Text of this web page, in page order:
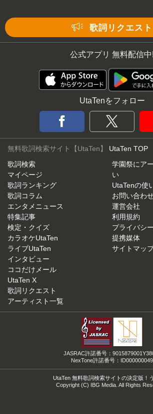
歌詞リクエスト
公式アプリ 無料配信中!
UtaTenをフォロー
無料歌詞検索サイト【UtaTen】 UtaTen TOP
歌詞検索
マイページ
歌詞ランキング
歌詞コラム
エンタメニュース
特集記事
検定・クイズ
カラオケUtaTen
ライブUtaTen
インタビュー
ココだけメール
UtaTen X
歌詞リクエスト
アーティスト一覧
学園祭にア
い
UtaTenの使
お問い合わ
運営会社
利用規約
プライバシ
提携媒体
サイトマッ
JASRAC許諾番号：
NexTone許諾番号：ID000000049
UtaTen 無料歌詞検索サイトの決定版！
Copyright (C) IBG Media. All Rights